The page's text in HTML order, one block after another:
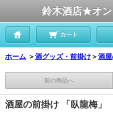
鈴木酒店★オ
カート
ホーム ＞酒グッズ・前掛け＞酒
前の商品へ
酒屋の前掛け 「臥龍梅」